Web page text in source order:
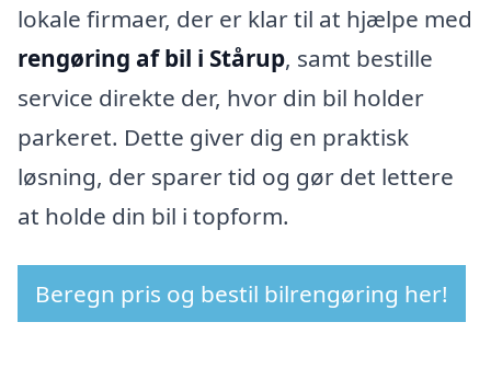
lokale firmaer, der er klar til at hjælpe med
rengøring af bil i Stårup, samt bestille
service direkte der, hvor din bil holder
parkeret. Dette giver dig en praktisk
løsning, der sparer tid og gør det lettere
at holde din bil i topform.
Beregn pris og bestil bilrengøring her!